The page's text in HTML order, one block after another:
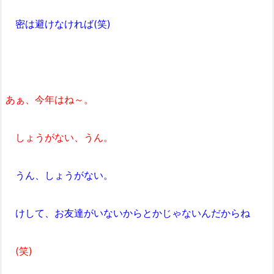
密は避けなければ(笑)
あぁ、今年はね～。
しょうがない、うん。
うん、しょうがない。
けして、お友達がいないからとかじゃないんだからね
(笑)